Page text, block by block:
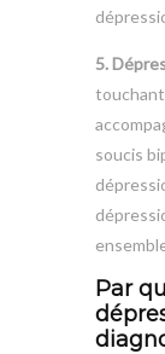
5.
soucis
Par